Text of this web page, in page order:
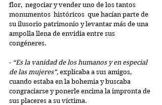
flor,  negociar y vender uno de los tantos
monumentos  históricos  que hacían parte de
su ilusorio patrimonio y levantar más de una
ampolla llena de envidia entre sus
congéneres.
- “Es la vanidad de los humanos y en especial
de las mujeres”, explicaba a sus amigos,
cuando estaba en la bohemia y buscaba
congraciarse y ponerle encima la impronta de
sus placeres a su víctima.